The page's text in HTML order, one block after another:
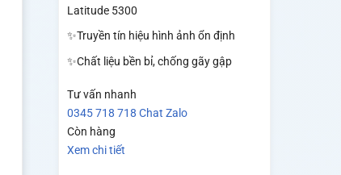
Latitude 5300
✨Truyền tín hiệu hình ảnh ổn định
✨Chất liệu bền bỉ, chống gãy gập
Tư vấn nhanh
0345 718 718 Chat Zalo
Còn hàng
Xem chi tiết